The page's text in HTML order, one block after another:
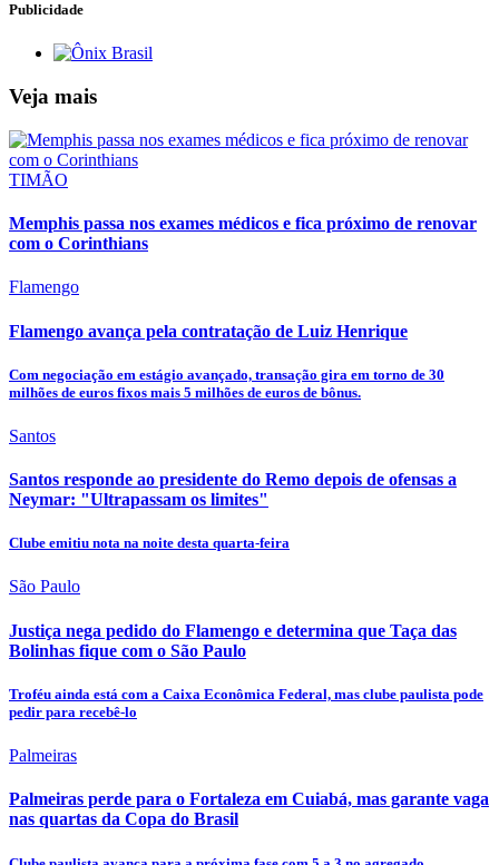
Publicidade
Veja mais
TIMÃO
Memphis passa nos exames médicos e fica próximo de renovar
com o Corinthians
Flamengo
Flamengo avança pela contratação de Luiz Henrique
Com negociação em estágio avançado, transação gira em torno de 30
milhões de euros fixos mais 5 milhões de euros de bônus.
Santos
Santos responde ao presidente do Remo depois de ofensas a
Neymar: "Ultrapassam os limites"
Clube emitiu nota na noite desta quarta-feira
São Paulo
Justiça nega pedido do Flamengo e determina que Taça das
Bolinhas fique com o São Paulo
Troféu ainda está com a Caixa Econômica Federal, mas clube paulista pode
pedir para recebê-lo
Palmeiras
Palmeiras perde para o Fortaleza em Cuiabá, mas garante vaga
nas quartas da Copa do Brasil